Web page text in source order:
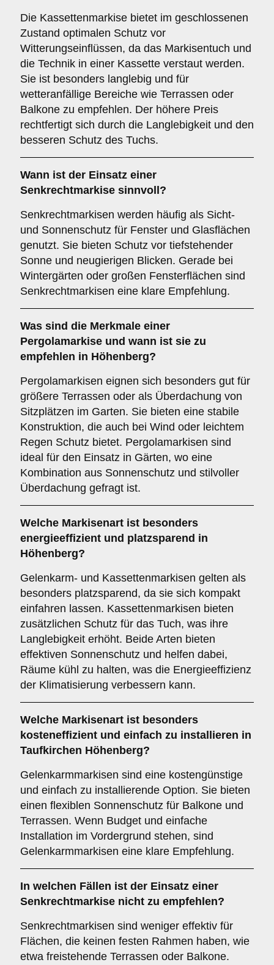
Die Kassettenmarkise bietet im geschlossenen
Zustand optimalen Schutz vor
Witterungseinflüssen, da das Markisentuch und
die Technik in einer Kassette verstaut werden.
Sie ist besonders langlebig und für
wetteranfällige Bereiche wie Terrassen oder
Balkone zu empfehlen. Der höhere Preis
rechtfertigt sich durch die Langlebigkeit und den
besseren Schutz des Tuchs.
Wann ist der Einsatz einer
Senkrechtmarkise sinnvoll?
Senkrechtmarkisen werden häufig als Sicht-
und Sonnenschutz für Fenster und Glasflächen
genutzt. Sie bieten Schutz vor tiefstehender
Sonne und neugierigen Blicken. Gerade bei
Wintergärten oder großen Fensterflächen sind
Senkrechtmarkisen eine klare Empfehlung.
Was sind die Merkmale einer
Pergolamarkise und wann ist sie zu
empfehlen in Höhenberg?
Pergolamarkisen eignen sich besonders gut für
größere Terrassen oder als Überdachung von
Sitzplätzen im Garten. Sie bieten eine stabile
Konstruktion, die auch bei Wind oder leichtem
Regen Schutz bietet. Pergolamarkisen sind
ideal für den Einsatz in Gärten, wo eine
Kombination aus Sonnenschutz und stilvoller
Überdachung gefragt ist.
Welche Markisenart ist besonders
energieeffizient und platzsparend in
Höhenberg?
Gelenkarm- und Kassettenmarkisen gelten als
besonders platzsparend, da sie sich kompakt
einfahren lassen. Kassettenmarkisen bieten
zusätzlichen Schutz für das Tuch, was ihre
Langlebigkeit erhöht. Beide Arten bieten
effektiven Sonnenschutz und helfen dabei,
Räume kühl zu halten, was die Energieeffizienz
der Klimatisierung verbessern kann.
Welche Markisenart ist besonders
kosteneffizient und einfach zu installieren in
Taufkirchen Höhenberg?
Gelenkarmmarkisen sind eine kostengünstige
und einfach zu installierende Option. Sie bieten
einen flexiblen Sonnenschutz für Balkone und
Terrassen. Wenn Budget und einfache
Installation im Vordergrund stehen, sind
Gelenkarmmarkisen eine klare Empfehlung.
In welchen Fällen ist der Einsatz einer
Senkrechtmarkise nicht zu empfehlen?
Senkrechtmarkisen sind weniger effektiv für
Flächen, die keinen festen Rahmen haben, wie
etwa freistehende Terrassen oder Balkone.